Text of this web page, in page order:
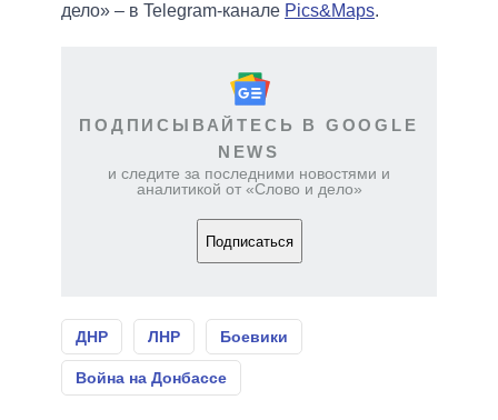
дело» – в Telegram-канале Pics&Maps.
ПОДПИСЫВАЙТЕСЬ В GOOGLE
NEWS
и следите за последними новостями и
аналитикой от «Слово и дело»
Подписаться
ДНР ЛНР Боевики
Война на Донбассе